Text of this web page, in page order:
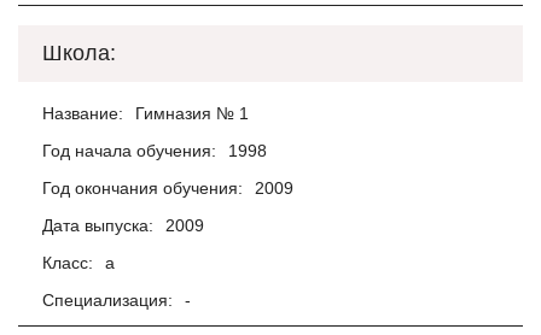
Школа:
Название:
Гимназия № 1
Год начала обучения:
1998
Год окончания обучения:
2009
Дата выпуска:
2009
Класс:
а
Специализация:
-